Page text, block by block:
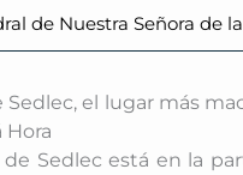
de Nuestra Señora de
Sedlec, el lugar más
de Sedlec está en la